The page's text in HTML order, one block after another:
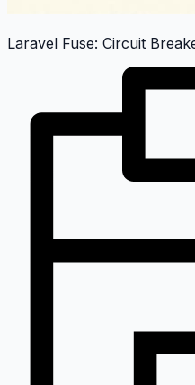
Laravel Fuse: Circuit